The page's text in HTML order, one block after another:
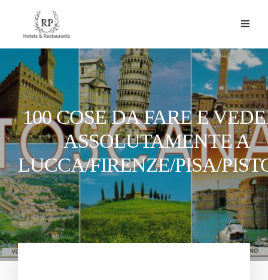
100 COSE DA FARE E
ASSOLUTAMENTE A
LUCCA/FIRENZE/PISA/